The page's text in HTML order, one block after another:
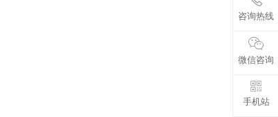
咨询热线
微信咨询
手机站